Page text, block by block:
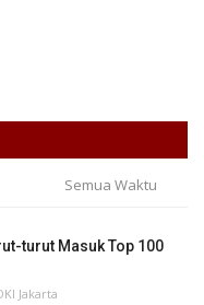
Semua Waktu
turut Masuk Top 100
Jakarta